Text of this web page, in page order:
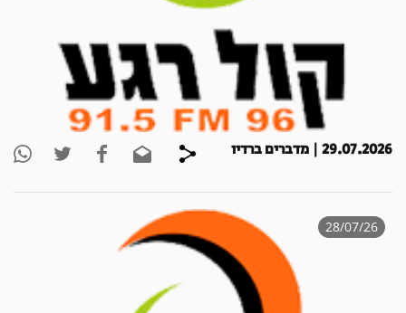
29.07.2026 | מדברים ברדיו
28/07/26